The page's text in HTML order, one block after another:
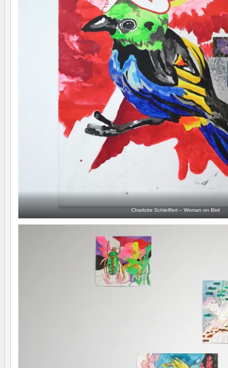
Charlotte Schleiffert – Woman on Bird